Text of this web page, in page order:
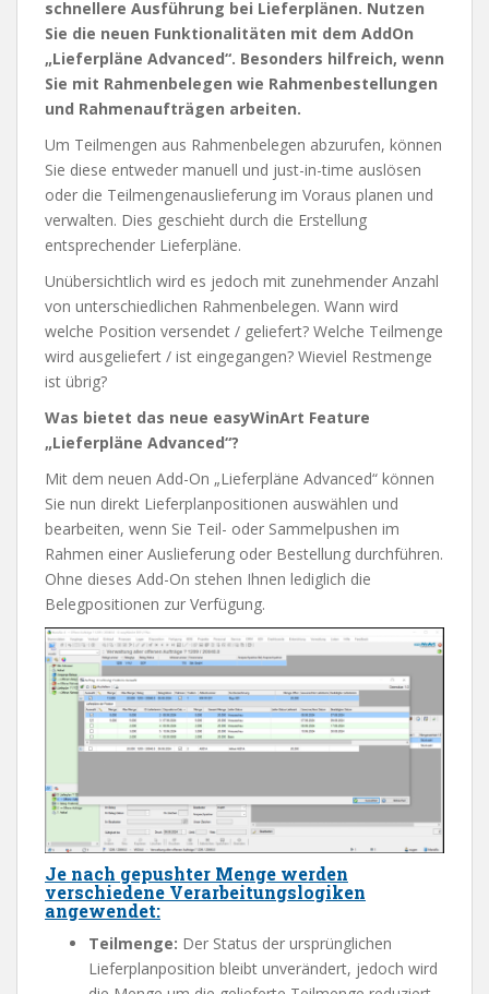
schnellere Ausführung bei Lieferplänen. Nutzen
Sie die neuen Funktionalitäten mit dem AddOn
„Lieferpläne Advanced“. Besonders hilfreich, wenn
Sie mit Rahmenbelegen wie Rahmenbestellungen
und Rahmenaufträgen arbeiten.
Um Teilmengen aus Rahmenbelegen abzurufen, können
Sie diese entweder manuell und just-in-time auslösen
oder die Teilmengenauslieferung im Voraus planen und
verwalten. Dies geschieht durch die Erstellung
entsprechender Lieferpläne.
Unübersichtlich wird es jedoch mit zunehmender Anzahl
von unterschiedlichen Rahmenbelegen. Wann wird
welche Position versendet / geliefert? Welche Teilmenge
wird ausgeliefert / ist eingegangen? Wieviel Restmenge
ist übrig?
Was bietet das neue easyWinArt Feature
„Lieferpläne Advanced“?
Mit dem neuen Add-On „Lieferpläne Advanced“ können
Sie nun direkt Lieferplanpositionen auswählen und
bearbeiten, wenn Sie Teil- oder Sammelpushen im
Rahmen einer Auslieferung oder Bestellung durchführen.
Ohne dieses Add-On stehen Ihnen lediglich die
Belegpositionen zur Verfügung.
Je nach gepushter Menge werden
verschiedene Verarbeitungslogiken
angewendet:
Teilmenge: Der Status der ursprünglichen
Lieferplanposition bleibt unverändert, jedoch wird